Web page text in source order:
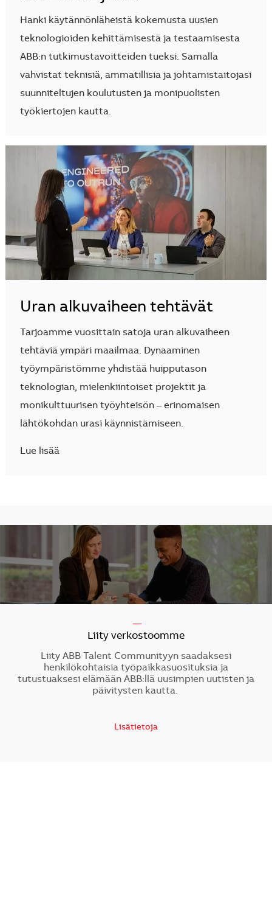
Hanki käytännönläheistä kokemusta uusien
teknologioiden kehittämisestä ja testaamisesta
ABB:n tutkimustavoitteiden tueksi. Samalla
vahvistat teknisiä, ammatillisia ja johtamistaitojasi
suunniteltujen koulutusten ja monipuolisten
työkiertojen kautta.
Uran alkuvaiheen tehtävät
Tarjoamme vuosittain satoja uran alkuvaiheen
tehtäviä ympäri maailmaa. Dynaaminen
työympäristömme yhdistää huipputason
teknologian, mielenkiintoiset projektit ja
monikulttuurisen työyhteisön – erinomaisen
lähtökohdan urasi käynnistämiseen.
Lue lisää
-----
Liity verkostoomme
Liity ABB Talent Communityyn saadaksesi
henkilökohtaisia työpaikkasuosituksia ja
tutustuaksesi elämään ABB:llä uusimpien uutisten ja
päivitysten kautta.
Lisätietoja